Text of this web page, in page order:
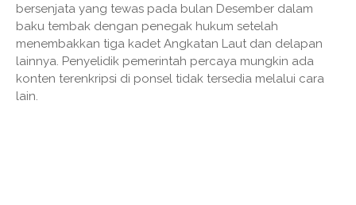
bersenjata yang tewas pada bulan Desember dalam
baku tembak dengan penegak hukum setelah
menembakkan tiga kadet Angkatan Laut dan delapan
lainnya. Penyelidik pemerintah percaya mungkin ada
konten terenkripsi di ponsel tidak tersedia melalui cara
lain.